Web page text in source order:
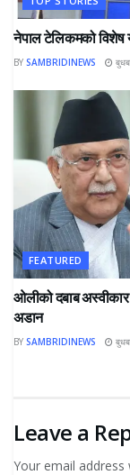
नेपाल टेलिकमको विशेष
BY SAMBRIDINEWS
FEATURED
ओलीको दबाब अस्वीकार
अडान
BY SAMBRIDINEWS
Leave a
Your email address